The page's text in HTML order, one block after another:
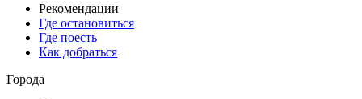
Рекомендации
Где остановиться
Где поесть
Как добраться
Города